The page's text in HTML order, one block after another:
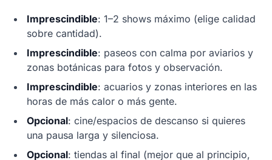
Imprescindible: 1–2 shows máximo (elige calidad
sobre cantidad).
Imprescindible: paseos con calma por aviarios y
zonas botánicas para fotos y observación.
Imprescindible: acuarios y zonas interiores en las
horas de más calor o más gente.
Opcional: cine/espacios de descanso si quieres
una pausa larga y silenciosa.
Opcional: tiendas al final (mejor que al principio,